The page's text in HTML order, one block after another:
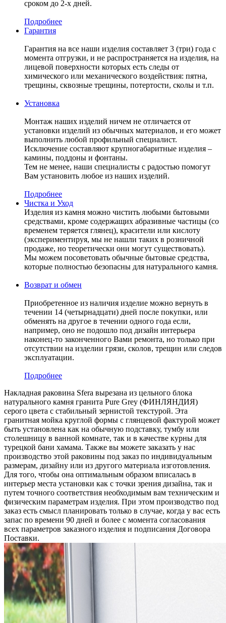
сроком до 2-х дней.
Подробнее
Гарантия
Гарантия на все наши изделия составляет 3 (три) года с
момента отгрузки, и не распространяется на изделия, на
лицевой поверхности которых есть следы от
химического или механического воздействия: пятна,
трещины, сквозные трещины, потертости, сколы и т.п.
Установка
Монтаж наших изделий ничем не отличается от
установки изделий из обычных материалов, и его может
выполнить любой профильный специалист.
Исключение составляют крупногабаритные изделия –
камины, поддоны и фонтаны.
Тем не менее, наши специалисты с радостью помогут
Вам установить любое из наших изделий.
Подробнее
Чистка и Уход
Изделия из камня можно чистить любыми бытовыми
средствами, кроме содержащих абразивные частицы (со
временем теряется глянец), красители или кислоту
(экспериментируя, мы не нашли таких в розничной
продаже, но теоретически они могут существовать).
Мы можем посоветовать обычные бытовые средства,
которые полностью безопасны для натурального камня.
Возврат и обмен
Приобретенное из наличия изделие можно вернуть в
течении 14 (четырнадцати) дней после покупки, или
обменять на другое в течении одного года если,
например, оно не подошло под дизайн интерьера
наконец-то законченного Вами ремонта, но только при
отсутствии на изделии грязи, сколов, трещин или следов
эксплуатации.
Подробнее
Накладная раковина Sfera вырезана из цельного блока
натурального камня гранита Pure Grey (ФИНЛЯНДИЯ)
серого цвета c стабильный зернистой текстурой. Эта
гранитная мойка круглой формы с глянцевой фактурой может
быть установлена как на обычную подставку, тумбу или
столешницу в ванной комнате, так и в качестве курны для
турецкой бани хамама. Также вы можете заказать у нас
производство этой раковины под заказ по индивидуальным
размерам, дизайну или из другого материала изготовления.
Для того, чтобы она оптимальным образом вписалась в
интерьер места установки как с точки зрения дизайна, так и
путем точного соответствия необходимым вам техническим и
физическим параметрам изделия. При этом производство под
заказ есть смысл планировать только в случае, когда у вас есть
запас по времени 90 дней и более с момента согласования
всех параметров заказного изделия и подписания Договора
Поставки.